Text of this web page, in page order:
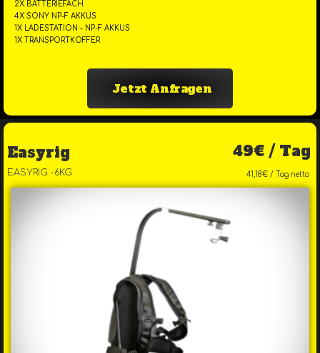
2X BATTERIEFACH
4X SONY NP-F AKKUS
1X LADESTATION – NP-F AKKUS
1X TRANSPORTKOFFER
Jetzt Anfragen
Easyrig 49€ / Tag
EASYRIG -6KG 41,18€ / Tag netto